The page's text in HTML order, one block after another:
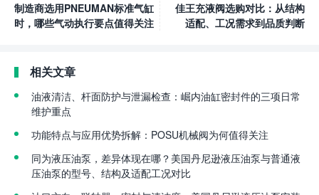
制造商选用PNEUMAN标准气缸
时，哪些气动执行要点值得关注
佳王充液阀选购对比：从结构
适配、工况需求到品质判断
相关文章
油液清洁、杆面防护与泄漏检查：崛内油缸密封件的三项日常
维护重点
功能特点与应用优势拆解：POSU机械阀为何值得关注
同为液压油泵，差异体现在哪？美国丹尼逊液压油泵与普通液
压油泵的型号、结构及适配工况对比